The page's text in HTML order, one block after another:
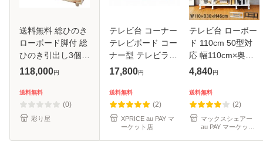
送料無料 総ひのき
ローボード脚付 総
ひのき引出し3個付
ひのきローチェス
ク
118,000円
送料無料
(0)
彩り屋
テレビ台 コーナー
テレビボード コー
ナー型 テレビラッ
ク コーナーテレビ
ー付き 収納 ダーク
ブラウン 朝日木材
加工 RC
17,800円
送料無料
(2)
XPRICE au PAY マ
ーケット店
テレビ台 ローボー
ド 110cm 50型対
応 幅110cm×奥行
30cm×高さ46cm
ボード テレビラッ
ク キャスター付き
棚付 3段 1年
4,840円
送料無料
(2)
マックスシェアー
au PAY マーケット